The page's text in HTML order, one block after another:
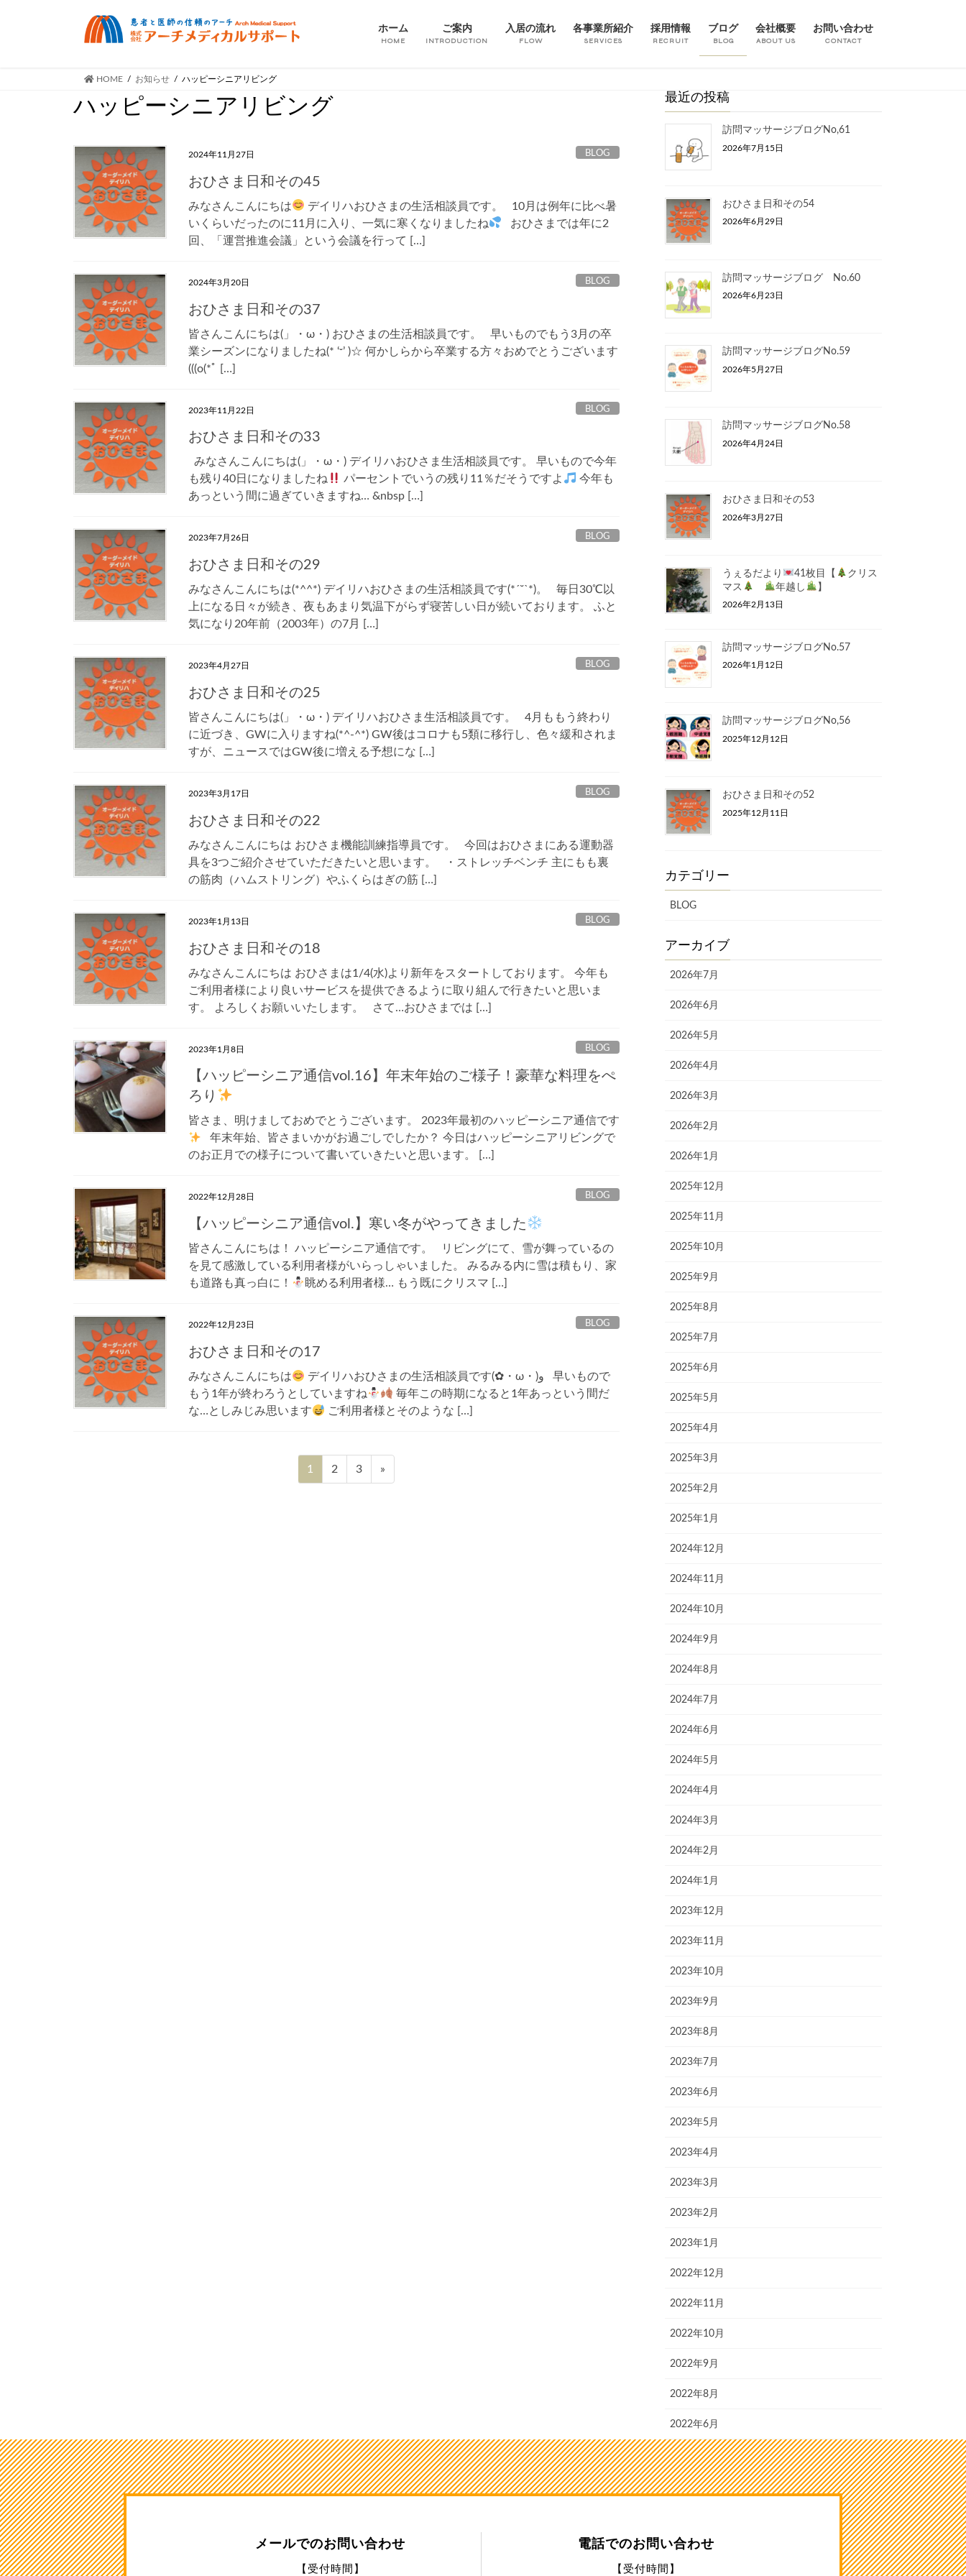
ホーム
HOME
ご案内
INTRODUCTION
入居の流れ
FLOW
各事業所紹介
SERVICES
採用情報
RECRUIT
ブログ
BLOG
会社概要
ABOUT US
お問い合わせ
CONTACT
HOME お知らせ ハッピーシニアリビング
ハッピーシニアリビング
2024年11月27日 BLOG
おひさま日和その45
みなさんこんにちは
デイリハおひさまの生活相談員です。 10月は例年に比べ暑
いくらいだったのに11月に入り、一気に寒くなりましたね
おひさまでは年に2
回、「運営推進会議」という会議を行って […]
2024年3月20日 BLOG
おひさま日和その37
皆さんこんにちは(」・ω・) おひさまの生活相談員です。 早いものでもう3月の卒
業シーズンになりましたね(* ‘ᵕ’ )☆ 何かしらから卒業する方々おめでとうございます
(((o(*ﾟ […]
2023年11月22日 BLOG
おひさま日和その33
みなさんこんにちは(」・ω・) デイリハおひさま生活相談員です。 早いもので今年
も残り40日になりましたね
パーセントでいうの残り11％だそうですよ
今年も
あっという間に過ぎていきますね… &nbsp […]
2023年7月26日 BLOG
おひさま日和その29
みなさんこんにちは(*^^*) デイリハおひさまの生活相談員です(*ˊ˘ˋ*)。 毎日30℃以
上になる日々が続き、夜もあまり気温下がらず寝苦しい日が続いております。 ふと
気になり20年前（2003年）の7月 […]
2023年4月27日 BLOG
おひさま日和その25
皆さんこんにちは(」・ω・) デイリハおひさま生活相談員です。 4月ももう終わり
に近づき、GWに入りますね(*^-^*) GW後はコロナも5類に移行し、色々緩和されま
すが、ニュースではGW後に増える予想にな […]
2023年3月17日 BLOG
おひさま日和その22
みなさんこんにちは おひさま機能訓練指導員です。 今回はおひさまにある運動器
具を3つご紹介させていただきたいと思います。 ・ストレッチベンチ 主にもも裏
の筋肉（ハムストリング）やふくらはぎの筋 […]
2023年1月13日 BLOG
おひさま日和その18
みなさんこんにちは おひさまは1/4(水)より新年をスタートしております。 今年も
ご利用者様により良いサービスを提供できるように取り組んで行きたいと思いま
す。 よろしくお願いいたします。 さて…おひさまでは […]
2023年1月8日 BLOG
【ハッピーシニア通信vol.16】年末年始のご様子！豪華な料理をぺ
ろり
皆さま、明けましておめでとうございます。 2023年最初のハッピーシニア通信です
年末年始、皆さまいかがお過ごしでしたか？ 今日はハッピーシニアリビングで
のお正月での様子について書いていきたいと思います。 […]
2022年12月28日 BLOG
【ハッピーシニア通信vol.】寒い冬がやってきました
皆さんこんにちは！ ハッピーシニア通信です。 リビングにて、雪が舞っているの
を見て感激している利用者様がいらっしゃいました。 みるみる内に雪は積もり、家
も道路も真っ白に！
眺める利用者様… もう既にクリスマ […]
2022年12月23日 BLOG
おひさま日和その17
みなさんこんにちは
デイリハおひさまの生活相談員です(✿・ω・)و 早いもので
もう1年が終わろうとしていますね
毎年この時期になると1年あっという間だ
な…としみじみ思います
ご利用者様とそのような […]
固
定
1
固
定
2
固
定
3 »
最近の投稿
訪問マッサージブログNo,61
2026年7月15日
おひさま日和その54
2026年6月29日
訪問マッサージブログ No.60
2026年6月23日
訪問マッサージブログNo.59
2026年5月27日
訪問マッサージブログNo.58
2026年4月24日
おひさま日和その53
2026年3月27日
うぇるだより 41枚目【
クリス
マス
年越し 】
2026年2月13日
訪問マッサージブログNo.57
2026年1月12日
訪問マッサージブログNo,56
2025年12月12日
おひさま日和その52
2025年12月11日
カテゴリー
BLOG
アーカイブ
2026年7月
2026年6月
2026年5月
2026年4月
2026年3月
2026年2月
2026年1月
2025年12月
2025年11月
2025年10月
2025年9月
2025年8月
2025年7月
2025年6月
2025年5月
2025年4月
2025年3月
2025年2月
2025年1月
2024年12月
2024年11月
2024年10月
2024年9月
2024年8月
2024年7月
2024年6月
2024年5月
2024年4月
2024年3月
2024年2月
2024年1月
2023年12月
2023年11月
2023年10月
2023年9月
2023年8月
2023年7月
2023年6月
2023年5月
2023年4月
2023年3月
2023年2月
2023年1月
2022年12月
2022年11月
2022年10月
2022年9月
2022年8月
2022年6月
メールでのお問い合わせ
【受付時間】
電話でのお問い合わせ
【受付時間】